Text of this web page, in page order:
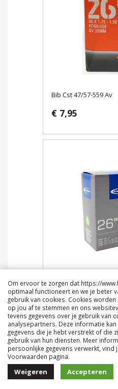
Bib Cst 47/57-559 Av
€ 7,95
Bib Swal Av12 26Av
584 32/37-5
€ 8,50
Om ervoor te zorgen dat https://
optimaal functioneert en we je beter
gebruik van cookies. Cookies
op jou af te stemmen en ons
tevens gegevens over je gebruik van
analysepartners. Deze informatie
gegevens die je hebt verstrekt of die
gebruik van hun diensten. Meer
persoonlijke gegevens verwerkt, vind
Voorwaarden pagina.
Weigeren Accepteren